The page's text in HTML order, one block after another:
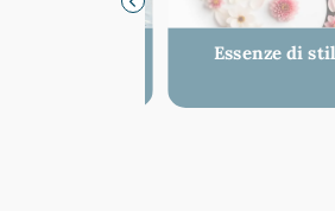
Essenze di